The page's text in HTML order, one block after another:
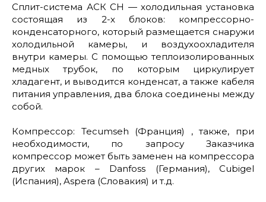
Cплит-система АСК СН — холодильная установка
состоящая из 2-х блоков: компрессорно-
конденсаторного, который размещается снаружи
холодильной камеры, и воздухоохладителя
внутри камеры. С помощью теплоизолированных
медных трубок, по которым циркулирует
хладагент, и выводится конденсат, а также кабеля
питания управления, два блока соединены между
собой.
Компрессор: Tecumseh (Франция) , также, при
необходимости, по запросу Заказчика
компрессор может быть заменен на компрессора
других марок – Danfoss (Германия), Cubigel
(Испания), Aspera (Словакия) и т.д.